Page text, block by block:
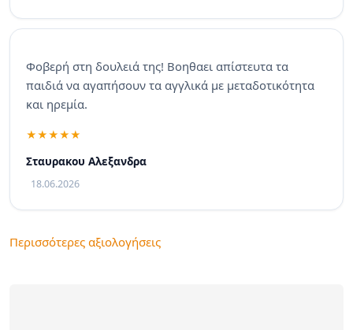
Φοβερή στη δουλειά της! Βοηθαει απίστευτα τα
παιδιά να αγαπήσουν τα αγγλικά με μεταδοτικότητα
και ηρεμία.
Σταυρακου Αλεξανδρα
18.06.2026
Περισσότερες αξιολογήσεις